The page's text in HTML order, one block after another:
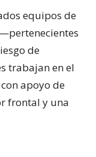
equipos de
de
trabajan en el
apoyo de
frontal y una